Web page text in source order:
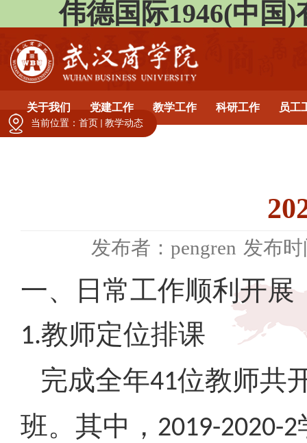
伟德国际1946(中国
关于我们 党建工作 教学工作 科研工作 员工
发布者：pengren 发布时
一、日常工作顺利开展
1.教师定位排课
完成全年41位教师共
班。其中， 2019-2020-2
当前位置： 首页 教学动态